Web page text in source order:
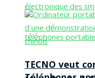
TECNO veut